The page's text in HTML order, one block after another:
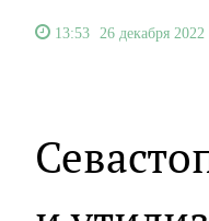
13:53 26 декабря 2022